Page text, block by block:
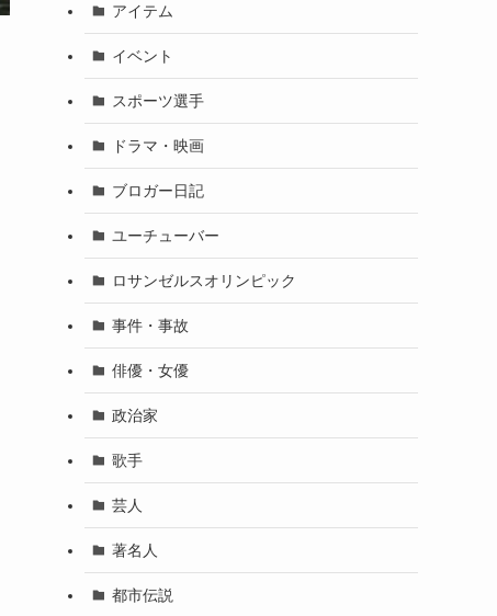
アイテム
イベント
スポーツ選手
ドラマ・映画
ブロガー日記
ユーチューバー
ロサンゼルスオリンピック
事件・事故
俳優・女優
政治家
歌手
芸人
著名人
都市伝説